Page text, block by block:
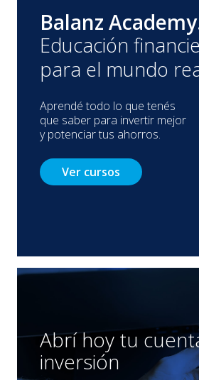
Balanz
Educación
para el mundo
Aprendé todo lo que tenés
que saber para invertir mejor
y potenciar tus ahorros.
Ver cursos
Abrí hoy tu
inversión